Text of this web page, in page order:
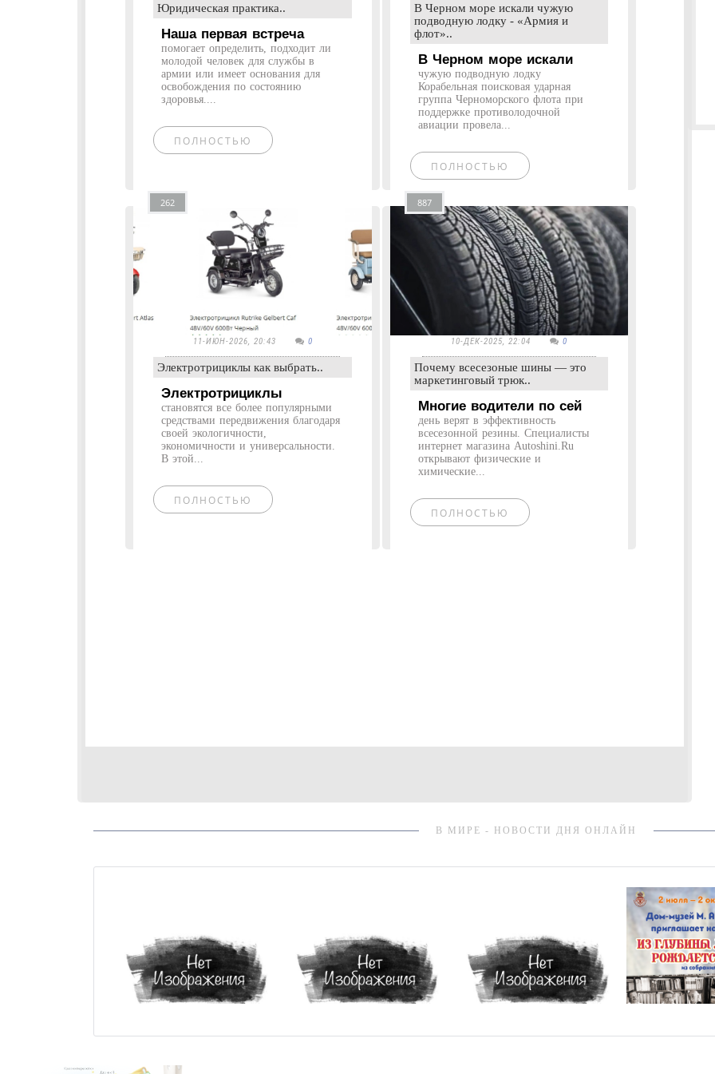
Юридическая практика..
Наша первая встреча
помогает определить, подходит ли
молодой человек для службы в
армии или имеет основания для
освобождения по состоянию
здоровья....
ПОЛНОСТЬЮ
В Черном море искали чужую
подводную лодку - «Армия и
флот»..
В Черном море искали
чужую подводную лодку
Корабельная поисковая ударная
группа Черноморского флота при
поддержке противолодочной
авиации провела...
ПОЛНОСТЬЮ
262
11-ИЮН-2026, 20:43 0
Электротрициклы как выбрать..
Электротрициклы
становятся все более популярными
средствами передвижения благодаря
своей экологичности,
экономичности и универсальности.
В этой...
ПОЛНОСТЬЮ
887
10-ДЕК-2025, 22:04 0
Почему всесезоные шины — это
маркетинговый трюк..
Многие водители по сей
день верят в эффективность
всесезонной резины. Специалисты
интернет магазина Autoshini.Ru
открывают физические и
химические...
ПОЛНОСТЬЮ
В МИРЕ - НОВОСТИ ДНЯ ОНЛАЙН